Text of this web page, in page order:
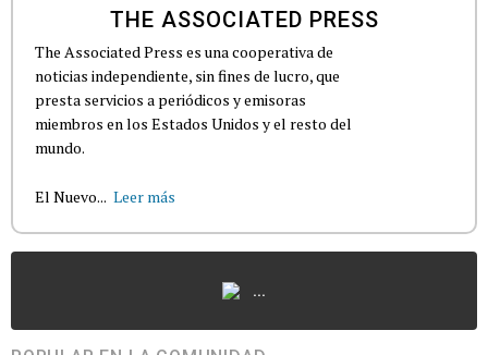
THE ASSOCIATED PRESS
The Associated Press es una cooperativa de
noticias independiente, sin fines de lucro, que
presta servicios a periódicos y emisoras
miembros en los Estados Unidos y el resto del
mundo.
El Nuevo... Leer más
...